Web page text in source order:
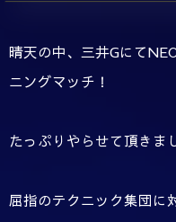
晴天の中、三井Gにて
ニングマッチ！
たっぷりやらせて頂きま
屈指のテクニック集団に